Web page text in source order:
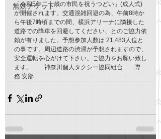
無効チケット
「令和5年二十歳の市民を祝うつどい」(成人式)
が開催されます。交通混雑回避の為、午前8時か
ら午後7時頃までの間、横浜アリーナに隣接した
道路での降車を回避してください、とのご協力依
頼が有りました。予想参加人数は 21,483人位と
の事です。周辺道路の渋滞が予想されますので、
安全運転を心がけて下さい。ご協力をお願い致し
ます。　　神奈川個人タクシー協同組合　　専
務 安部